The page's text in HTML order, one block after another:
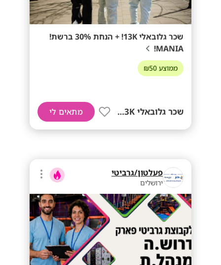
שכר גלובאלי 13K! + הנחת 30% ברשת!
MANIA!
ממוצע ₪50
שכר גלובאלי 13K! + בונוסים!! מתאים לי
פעלטון/גרביטי
ירושלים